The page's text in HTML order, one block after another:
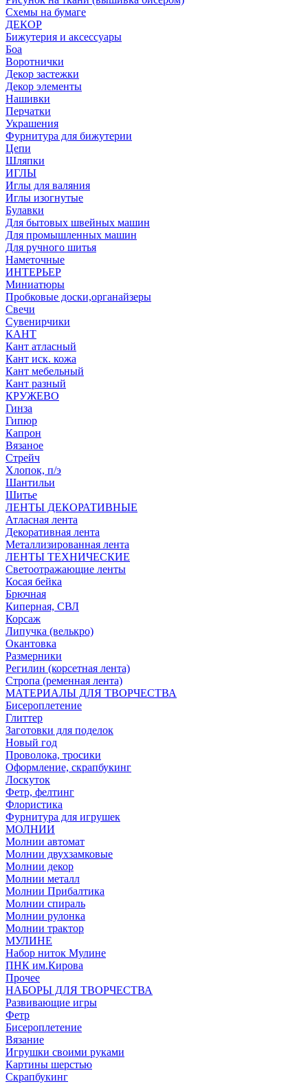
Схемы на бумаге
ДЕКОР
Бижутерия и аксессуары
Боа
Воротнички
Декор застежки
Декор элементы
Нашивки
Перчатки
Украшения
Фурнитура для бижутерии
Цепи
Шляпки
ИГЛЫ
Иглы для валяния
Иглы изогнутые
Булавки
Для бытовых швейных машин
Для промышленных машин
Для ручного шитья
Наметочные
ИНТЕРЬЕР
Миниатюры
Пробковые доски,органайзеры
Свечи
Сувенирчики
КАНТ
Кант атласный
Кант иск. кожа
Кант мебельный
Кант разный
КРУЖЕВО
Гинза
Гипюр
Капрон
Вязаное
Стрейч
Хлопок, п/э
Шантильи
Шитье
ЛЕНТЫ ДЕКОРАТИВНЫЕ
Атласная лента
Декоративная лента
Металлизированная лента
ЛЕНТЫ ТЕХНИЧЕСКИЕ
Светоотражающие ленты
Косая бейка
Брючная
Киперная, СВЛ
Корсаж
Липучка (велькро)
Окантовка
Размерники
Регилин (корсетная лента)
Стропа (ременная лента)
МАТЕРИАЛЫ ДЛЯ ТВОРЧЕСТВА
Бисероплетение
Глиттер
Заготовки для поделок
Новый год
Проволока, тросики
Оформление, скрапбукинг
Лоскуток
Фетр, фелтинг
Флористика
Фурнитура для игрушек
МОЛНИИ
Молнии автомат
Молнии двухзамковые
Молнии декор
Молнии металл
Молнии Прибалтика
Молнии спираль
Молнии рулонка
Молнии трактор
МУЛИНЕ
Набор ниток Мулине
ПНК им.Кирова
Прочее
НАБОРЫ ДЛЯ ТВОРЧЕСТВА
Развивающие игры
Фетр
Бисероплетение
Вязание
Игрушки своими руками
Картины шерстью
Скрапбукинг